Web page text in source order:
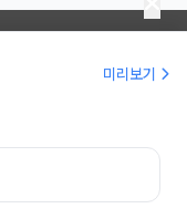
미리보기